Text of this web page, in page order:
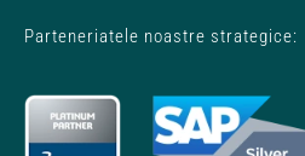
Parteneriatele noastre strategice: